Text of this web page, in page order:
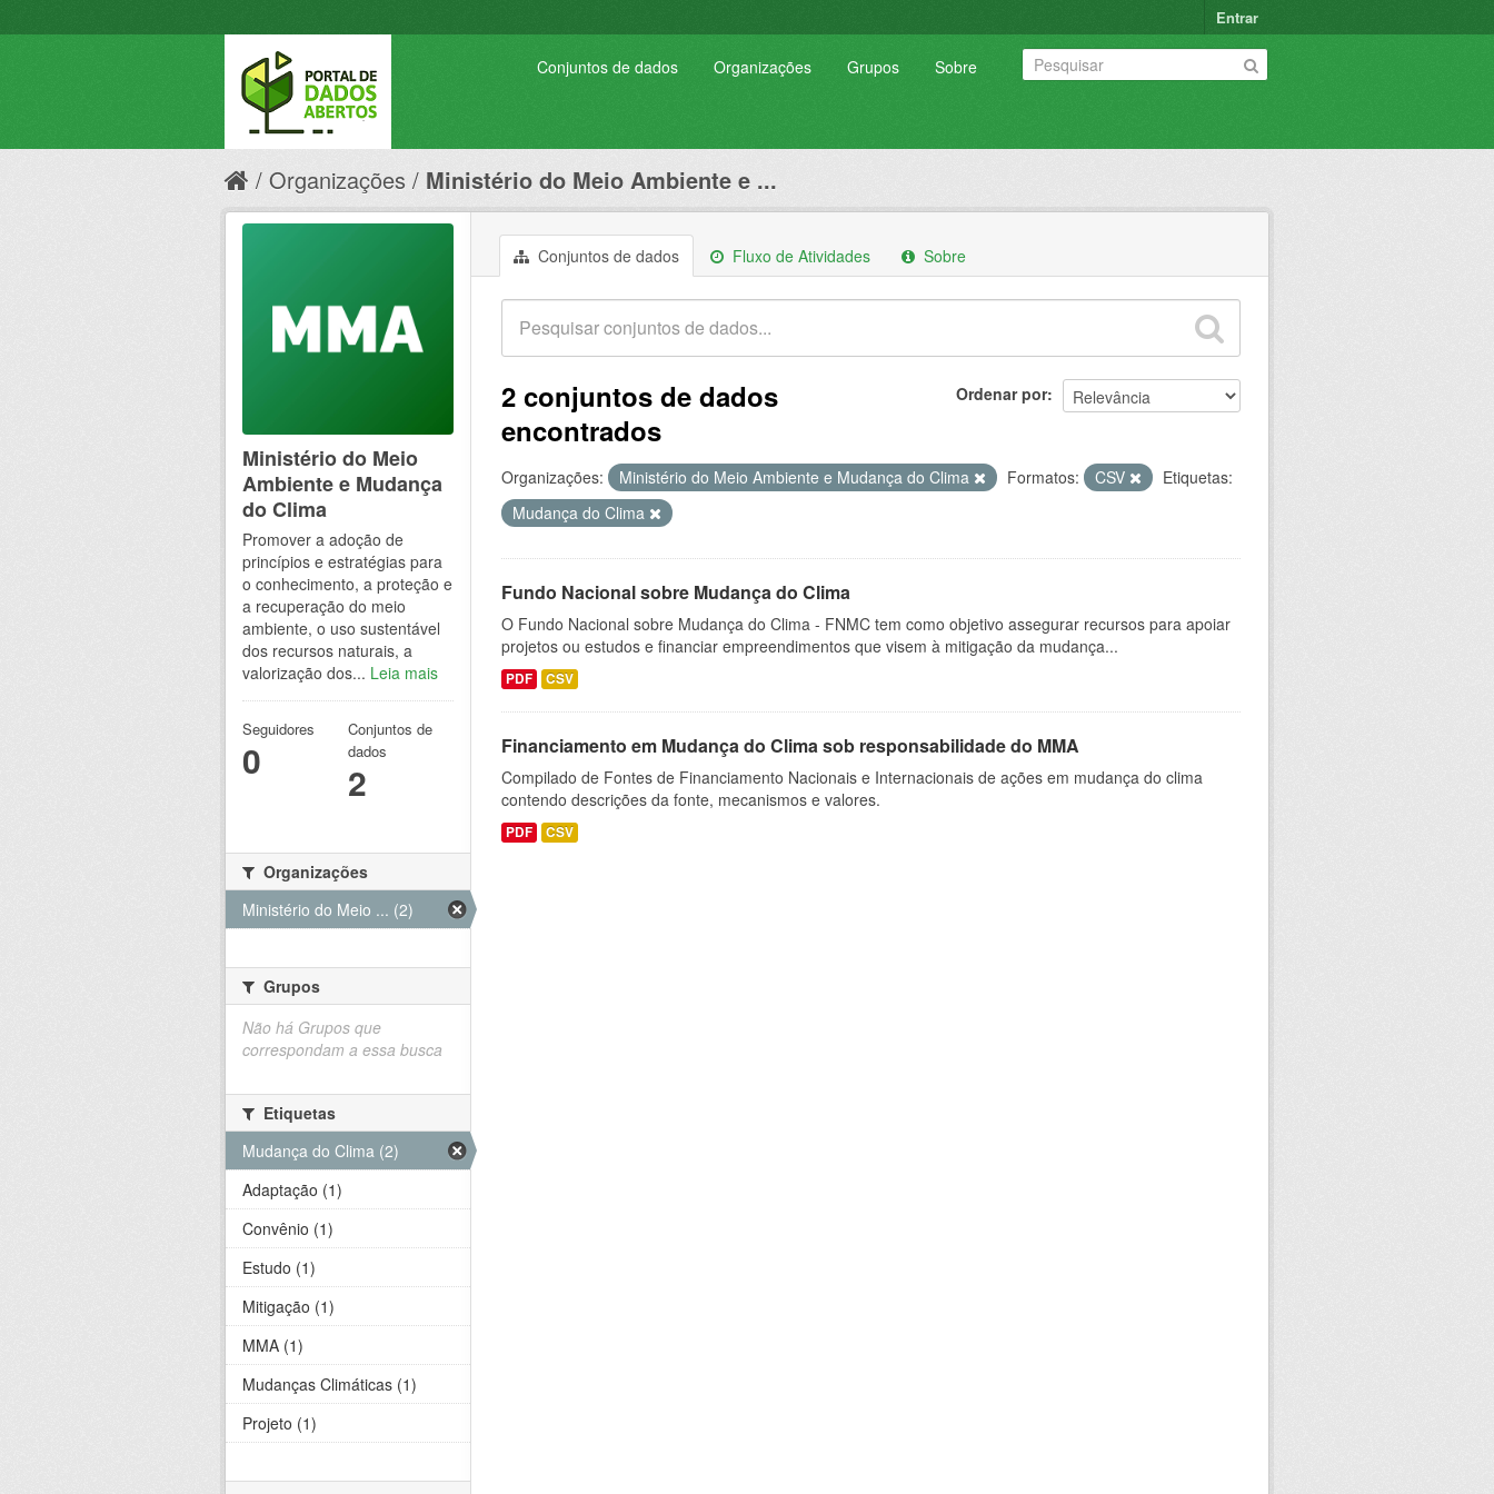
Entrar
Conjuntos de dados Organizações Grupos Sobre
Organizações Ministério do Meio Ambiente e ...
Conjuntos de dados Fluxo de Atividades Sobre
Ordenar por
2 conjuntos de dados
encontrados
Organizações: Ministério do Meio Ambiente e Mudança do Clima Formatos: CSV
Etiquetas:
Mudança do Clima
Fundo Nacional sobre Mudança do Clima
O Fundo Nacional sobre Mudança do Clima - FNMC tem como objetivo assegurar recursos para apoiar
projetos ou estudos e financiar empreendimentos que visem à mitigação da mudança...
PDF CSV
Financiamento em Mudança do Clima sob responsabilidade do MMA
Compilado de Fontes de Financiamento Nacionais e Internacionais de ações em mudança do clima
contendo descrições da fonte, mecanismos e valores.
PDF CSV
Ministério do Meio
Ambiente e Mudança
do Clima
Promover a adoção de
princípios e estratégias para
o conhecimento, a proteção e
a recuperação do meio
ambiente, o uso sustentável
dos recursos naturais, a
valorização dos... Leia mais
Seguidores
0
Conjuntos de
dados
2
Organizações
Ministério do Meio ... (2)
Grupos
Não há Grupos que
correspondam a essa busca
Etiquetas
Mudança do Clima (2)
Adaptação (1)
Convênio (1)
Estudo (1)
Mitigação (1)
MMA (1)
Mudanças Climáticas (1)
Projeto (1)